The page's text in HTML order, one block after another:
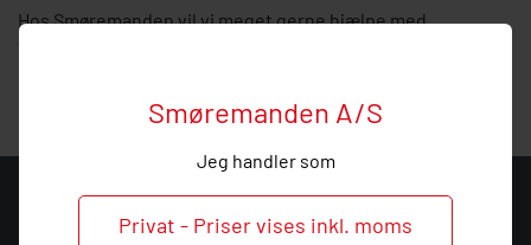
Smøremanden A/S
Jeg handler som
Privat - Priser vises inkl. moms
Hos Smøremanden vil vi meget gerne hjælpe med
KONTAKT